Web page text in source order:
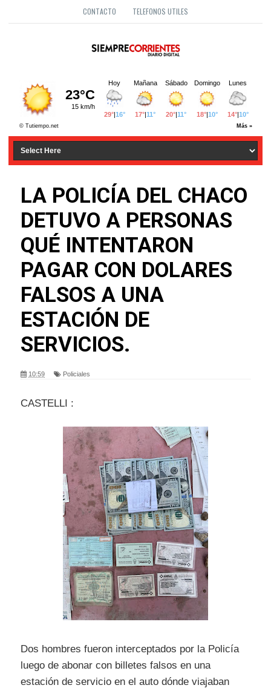
CONTACTO TELEFONOS UTILES
LA POLICÍA DEL CHACO
DETUVO A PERSONAS
QUÉ INTENTARON
PAGAR CON DOLARES
FALSOS A UNA
ESTACIÓN DE
SERVICIOS.
10:59 Policiales
CASTELLI :
Dos hombres fueron interceptados por la Policía
luego de abonar con billetes falsos en una
estación de servicio en el auto dónde viajaban